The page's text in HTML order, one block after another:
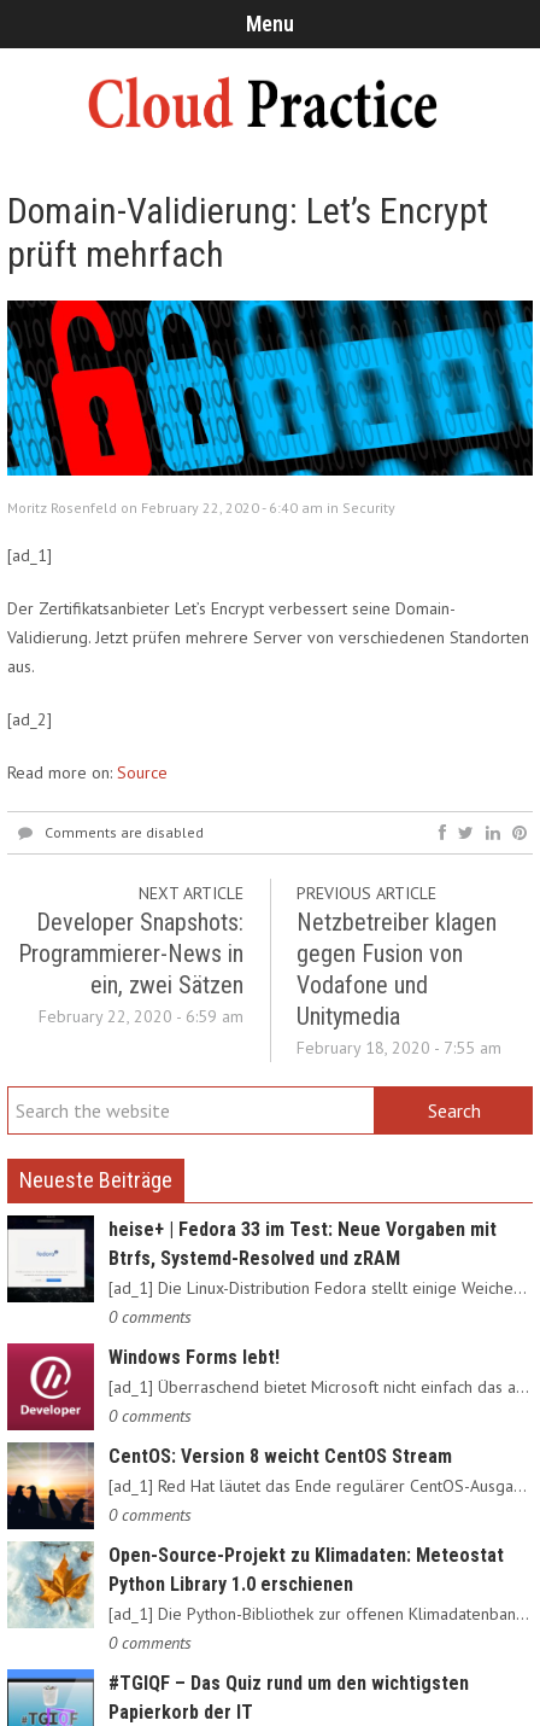
Menu
Domain-Validierung: Let’s Encrypt
prüft mehrfach
Moritz Rosenfeld on February 22, 2020 - 6:40 am in Security
[ad_1]
Der Zertifikatsanbieter Let’s Encrypt verbessert seine Domain-
Validierung. Jetzt prüfen mehrere Server von verschiedenen Standorten
aus.
[ad_2]
Read more on: Source
Comments are disabled
NEXT ARTICLE
Developer Snapshots:
Programmierer-News in
ein, zwei Sätzen
February 22, 2020 - 6:59 am
PREVIOUS ARTICLE
Netzbetreiber klagen
gegen Fusion von
Vodafone und
Unitymedia
February 18, 2020 - 7:55 am
Neueste Beiträge
heise+ | Fedora 33 im Test: Neue Vorgaben mit
Btrfs, Systemd-Resolved und zRAM
[ad_1] Die Linux-Distribution Fedora stellt einige Weichen neu:…
0 comments
Windows Forms lebt!
[ad_1] Überraschend bietet Microsoft nicht einfach das alte…
0 comments
CentOS: Version 8 weicht CentOS Stream
[ad_1] Red Hat läutet das Ende regulärer CentOS-Ausgaben ein:…
0 comments
Open-Source-Projekt zu Klimadaten: Meteostat
Python Library 1.0 erschienen
[ad_1] Die Python-Bibliothek zur offenen Klimadatenbank Meteostat…
0 comments
#TGIQF – Das Quiz rund um den wichtigsten
Papierkorb der IT